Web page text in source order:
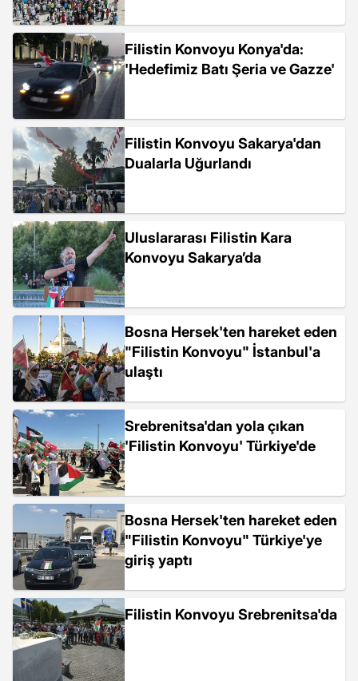
Filistin Konvoyu Konya'da:
'Hedefimiz Batı Şeria ve Gazze'
Filistin Konvoyu Sakarya'dan
Dualarla Uğurlandı
Uluslararası Filistin Kara
Konvoyu Sakarya’da
Bosna Hersek'ten hareket eden
"Filistin Konvoyu" İstanbul'a
ulaştı
Srebrenitsa'dan yola çıkan
'Filistin Konvoyu' Türkiye'de
Bosna Hersek'ten hareket eden
"Filistin Konvoyu" Türkiye'ye
giriş yaptı
Filistin Konvoyu Srebrenitsa'da